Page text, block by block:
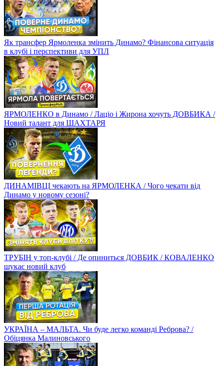
Як трансфер Ярмоленка змінить Динамо? Фінансова ситуація
в клубі і перспективи для УПЛ
ЯРМОЛЕНКО в Динамо / Лаціо і Жирона хочуть ДОВБИКА /
Новий талант для ШАХТАРЯ
ДИНАМІВЦІ чекають на ЯРМОЛЕНКА / Чого чекати від
Динамо у новому сезоні?
ТРУБІН у топ-клубі / Де опиниться ДОВБИК / КОВАЛЕНКО
шукає новий клуб
УКРАЇНА – МАЛЬТА. Чи буде легко команді Реброва? /
Обіцянка Малиновського